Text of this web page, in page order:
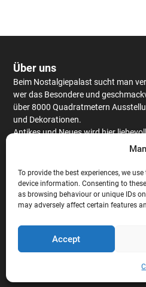
To provide the best experiences, we
device information. Consenting to
as browsing behaviour or unique IDs
may adversely affect certain features
Accept
Über uns
Beim Nostalgiepalast sucht man
wer das Besondere und
über 8000 Quadratmetern
und Dekorationen.
Antikesund Neues wird hier
Schränke
antiken Stücken.
Neben Couchgarnituren,Stühlen,
Gartendekorationen wird auch
Thekenangeboten. Hochwertige
, sondern auch für
Abgerundet wird das Sortiment mit